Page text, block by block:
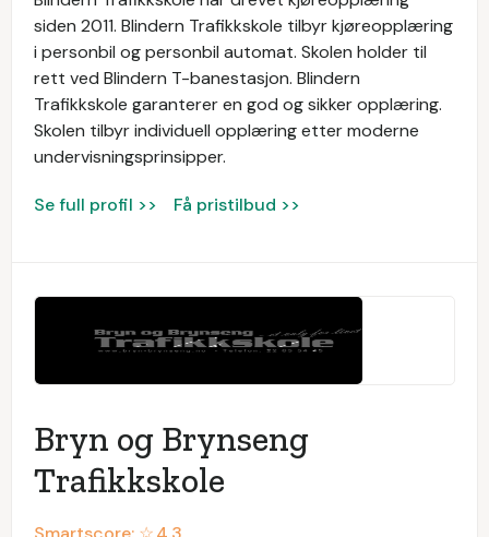
siden 2011. Blindern Trafikkskole tilbyr kjøreopplæring
i personbil og personbil automat. Skolen holder til
rett ved Blindern T-banestasjon. Blindern
Trafikkskole garanterer en god og sikker opplæring.
Skolen tilbyr individuell opplæring etter moderne
undervisningsprinsipper.
Se full profil >> Få pristilbud >>
Bryn og Brynseng
Trafikkskole